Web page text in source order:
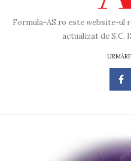
Formula-AS.ro este website-ul
actualizat de S.C.